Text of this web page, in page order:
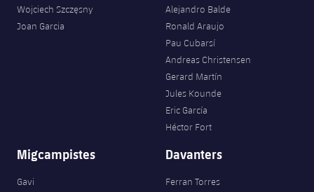
Wojciech Szczęsny
Joan Garcia
Alejandro Balde
Ronald Araujo
Pau Cubarsí
Andreas Christensen
Gerard Martín
Jules Kounde
Eric García
Héctor Fort
Migcampistes
Gavi
Davanters
Ferran Torres